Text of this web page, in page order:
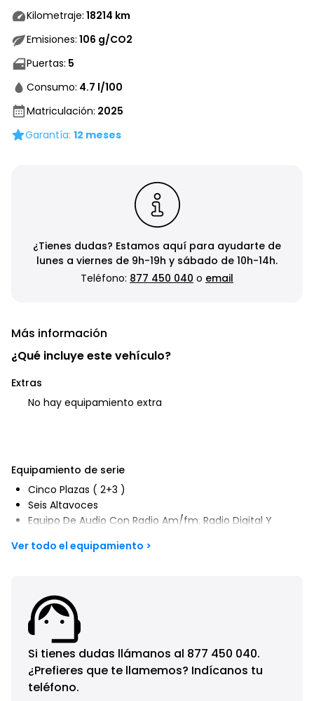
Kilometraje: 18214 km
Emisiones: 106 g/CO2
Puertas: 5
Consumo: 4.7 l/100
Matriculación: 2025
Garantía: 12 meses
¿Tienes dudas? Estamos aquí para ayudarte de
lunes a viernes de 9h-19h y sábado de 10h-14h.
Teléfono: 877 450 040 o email
Más información
¿Qué incluye este vehículo?
Extras
No hay equipamiento extra
Equipamiento de serie
Cinco Plazas ( 2+3 )
Seis Altavoces
Equipo De Audio Con Radio Am/fm. Radio Digital Y
Control Remoto De Audio En El Volante
Abs
Control De Crucero
Espejo De Cortesía En Conductor En Acompañante
Sistema De Distancia De Aparcamiento Traseros Con
Sensor Y Cámara
Combustible: Sin Plomo 95 Octanos Y Combustible
Primario: Gasolina
Ver todo el equipamiento >
Si tienes dudas llámanos al 877 450 040.
¿Prefieres que te llamemos? Indícanos tu
teléfono.